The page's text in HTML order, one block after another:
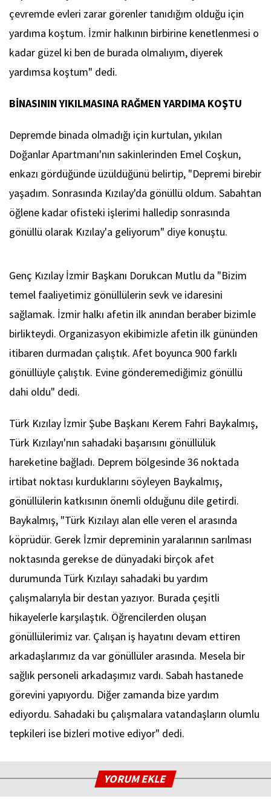
çevremde evleri zarar görenler tanıdığım olduğu için
yardıma koştum. İzmir halkının birbirine kenetlenmesi o
kadar güzel ki ben de burada olmalıyım, diyerek
yardımsa koştum" dedi.
BİNASININ YIKILMASINA RAĞMEN YARDIMA KOŞTU
Depremde binada olmadığı için kurtulan, yıkılan
Doğanlar Apartmanı'nın sakinlerinden Emel Coşkun,
enkazı gördüğünde üzüldüğünü belirtip, "Depremi birebir
yaşadım. Sonrasında Kızılay'da gönüllü oldum. Sabahtan
öğlene kadar ofisteki işlerimi halledip sonrasında
gönüllü olarak Kızılay'a geliyorum" diye konuştu.
Genç Kızılay İzmir Başkanı Dorukcan Mutlu da "Bizim
temel faaliyetimiz gönüllülerin sevk ve idaresini
sağlamak. İzmir halkı afetin ilk anından beraber bizimle
birlikteydi. Organizasyon ekibimizle afetin ilk gününden
itibaren durmadan çalıştık. Afet boyunca 900 farklı
gönüllüyle çalıştık. Evine gönderemediğimiz gönüllü
dahi oldu" dedi.
Türk Kızılay İzmir Şube Başkanı Kerem Fahri Baykalmış,
Türk Kızılayı'nın sahadaki başarısını gönüllülük
hareketine bağladı. Deprem bölgesinde 36 noktada
irtibat noktası kurduklarını söyleyen Baykalmış,
gönüllülerin katkısının önemli olduğunu dile getirdi.
Baykalmış, "Türk Kızılayı alan elle veren el arasında
köprüdür. Gerek İzmir depreminin yaralarının sarılması
noktasında gerekse de dünyadaki birçok afet
durumunda Türk Kızılayı sahadaki bu yardım
çalışmalarıyla bir destan yazıyor. Burada çeşitli
hikayelerle karşılaştık. Öğrencilerden oluşan
gönüllülerimiz var. Çalışan iş hayatını devam ettiren
arkadaşlarımız da var gönüllüler arasında. Mesela bir
sağlık personeli arkadaşımız vardı. Sabah hastanede
görevini yapıyordu. Diğer zamanda bize yardım
ediyordu. Sahadaki bu çalışmalara vatandaşların olumlu
tepkileri ise bizleri motive ediyor" dedi.
YORUM EKLE